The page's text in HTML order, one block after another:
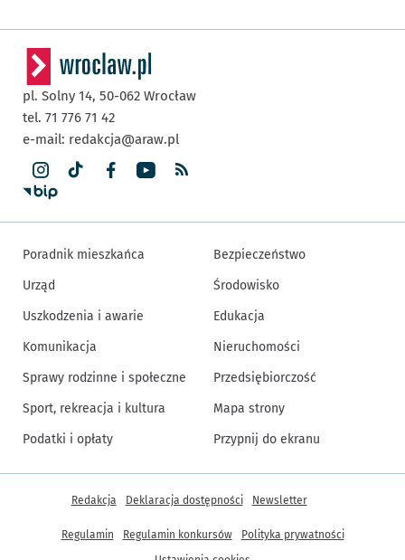
pl. Solny 14, 50-062 Wrocław
tel. 71 776 71 42
e-mail: redakcja@araw.pl
Poradnik mieszkańca
Urząd
Uszkodzenia i awarie
Komunikacja
Sprawy rodzinne i społeczne
Sport, rekreacja i kultura
Podatki i opłaty
Bezpieczeństwo
Środowisko
Edukacja
Nieruchomości
Przedsiębiorczość
Mapa strony
Przypnij do ekranu
Inne informacje
Redakcja Deklaracja dostępności Newsletter
Regulamin Regulamin konkursów
Polityka prywatności